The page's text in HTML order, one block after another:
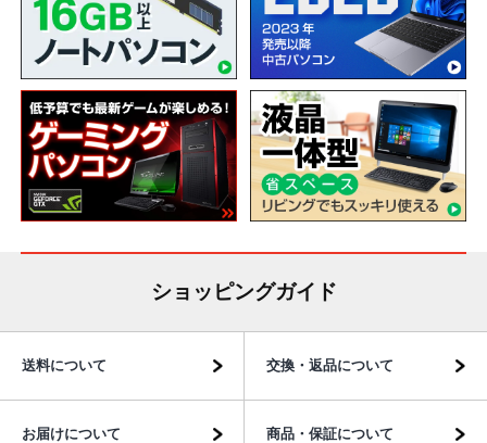
ショッピングガイド
送料について 交換・返品について
お届けについて 商品・保証について